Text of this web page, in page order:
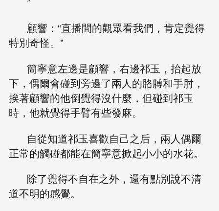
顧響：“直播間的觀眾看我們，肯定覺得
特別奇怪。”
簡寧意左邊是顧響，右邊祁玉，抬起放
下，偶爾會碰到旁邊了兩人的胳膊和手肘，
挨著顧響的他倒覺得沒什麼，但碰到祁玉
時，他就覺得手臂有些發麻。
自從知道祁玉喜歡自己之后，兩人偶爾
正常的觸碰都能在簡寧意掀起小小的水花。
除了覺得不自在之外，還有點別說不清
道不明的感覺。